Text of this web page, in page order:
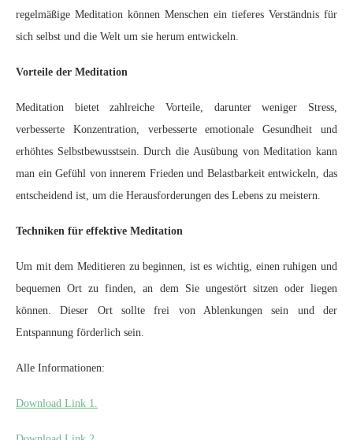
regelmäßige Meditation können Menschen ein tieferes Verständnis für
sich selbst und die Welt um sie herum entwickeln.
Vorteile der Meditation
Meditation bietet zahlreiche Vorteile, darunter weniger Stress,
verbesserte Konzentration, verbesserte emotionale Gesundheit und
erhöhtes Selbstbewusstsein. Durch die Ausübung von Meditation kann
man ein Gefühl von innerem Frieden und Belastbarkeit entwickeln, das
entscheidend ist, um die Herausforderungen des Lebens zu meistern.
Techniken für effektive Meditation
Um mit dem Meditieren zu beginnen, ist es wichtig, einen ruhigen und
bequemen Ort zu finden, an dem Sie ungestört sitzen oder liegen
können. Dieser Ort sollte frei von Ablenkungen sein und der
Entspannung förderlich sein.
Alle Informationen:
Download Link 1.